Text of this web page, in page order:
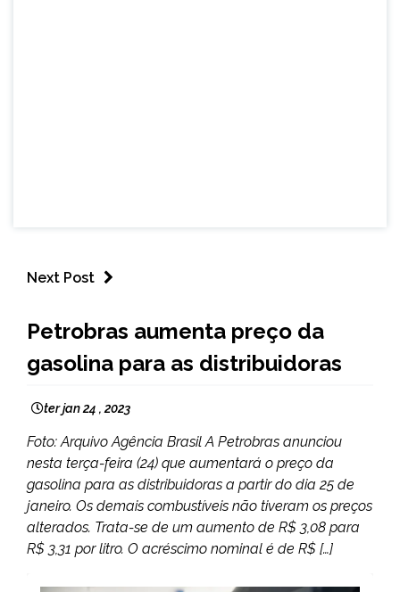
Next Post
NOTÍCIAS
Petrobras aumenta preço da
gasolina para as distribuidoras
ter jan 24 , 2023
Foto: Arquivo Agência Brasil A Petrobras anunciou
nesta terça-feira (24) que aumentará o preço da
gasolina para as distribuidoras a partir do dia 25 de
janeiro. Os demais combustíveis não tiveram os preços
alterados. Trata-se de um aumento de R$ 3,08 para
R$ 3,31 por litro. O acréscimo nominal é de R$ […]